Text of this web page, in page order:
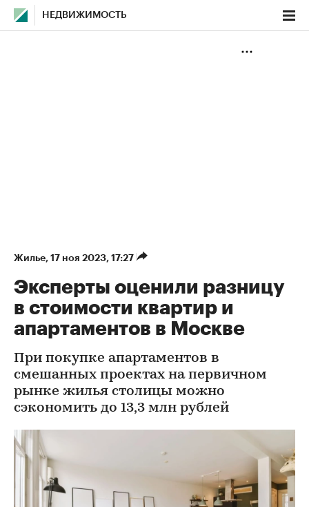
НЕДВИЖИМОСТЬ
Жилье⁠, 17 ноя 2023, 17:27
Эксперты оценили разницу
в стоимости квартир и
апартаментов в Москве
При покупке апартаментов в
смешанных проектах на первичном
рынке жилья столицы можно
сэкономить до 13,3 млн рублей